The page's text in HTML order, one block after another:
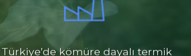
Türkiye’de kömüre dayalı termik